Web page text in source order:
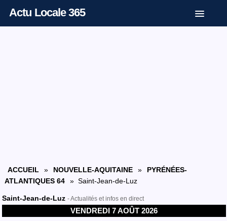
Actu Locale 365
ACCUEIL » NOUVELLE-AQUITAINE »
PYRÉNÉES-
ATLANTIQUES 64
» Saint-Jean-de-Luz
Saint-Jean-de-Luz - Actualités et infos en direct
VENDREDI 7 AOÛT 2026